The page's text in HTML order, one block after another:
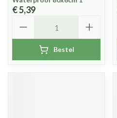
€ 5,39
Bestel